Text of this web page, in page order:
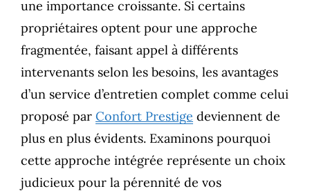
une importance croissante. Si certains
propriétaires optent pour une approche
fragmentée, faisant appel à différents
intervenants selon les besoins, les avantages
d’un service d’entretien complet comme celui
proposé par Confort Prestige deviennent de
plus en plus évidents. Examinons pourquoi
cette approche intégrée représente un choix
judicieux pour la pérennité de vos